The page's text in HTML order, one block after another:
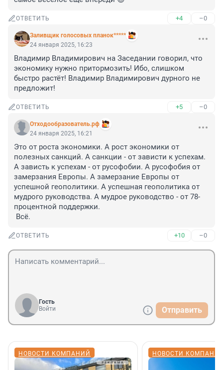
ОТВЕТИТЬ +4 –0
Заливщик голосовых планок*****
24 января 2025, 16:23
Владимир Владимирович на Заседании говорил, что
экономику нужно притормозить! Ибо, слишком
быстро растёт! Владимир Владимирович дурного не
предложит!
ОТВЕТИТЬ +5 –0
Отходообразователь.рф
24 января 2025, 16:21
Это от роста экономики. А рост экономики от
полезных санкций. А санкции - от зависти к успехам.
А зависть к успехам - от русофобии. А русофобия от
замерзания Европы. А замерзание Европы от
успешной геополитики. А успешная геополитика от
мудрого руководства. А мудрое руководство - от 78-
процентной поддержки.
Всё.
ОТВЕТИТЬ +10 –0
Гость
Войти
Отправить
НОВОСТИ КОМПАНИЙ НОВОСТИ